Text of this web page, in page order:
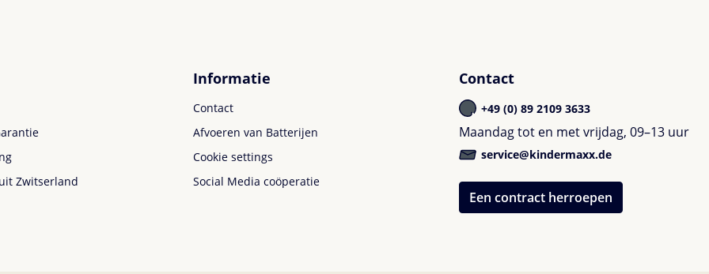
Zwitserland
Informatie
Contact
Afvoeren van Batterijen
Cookie settings
Social Media coöperatie
Contact
+49 (0) 89 2109 3633
Maandag tot en met vrijdag, 09–13 uur
service@kindermaxx.de
Een contract herroepen